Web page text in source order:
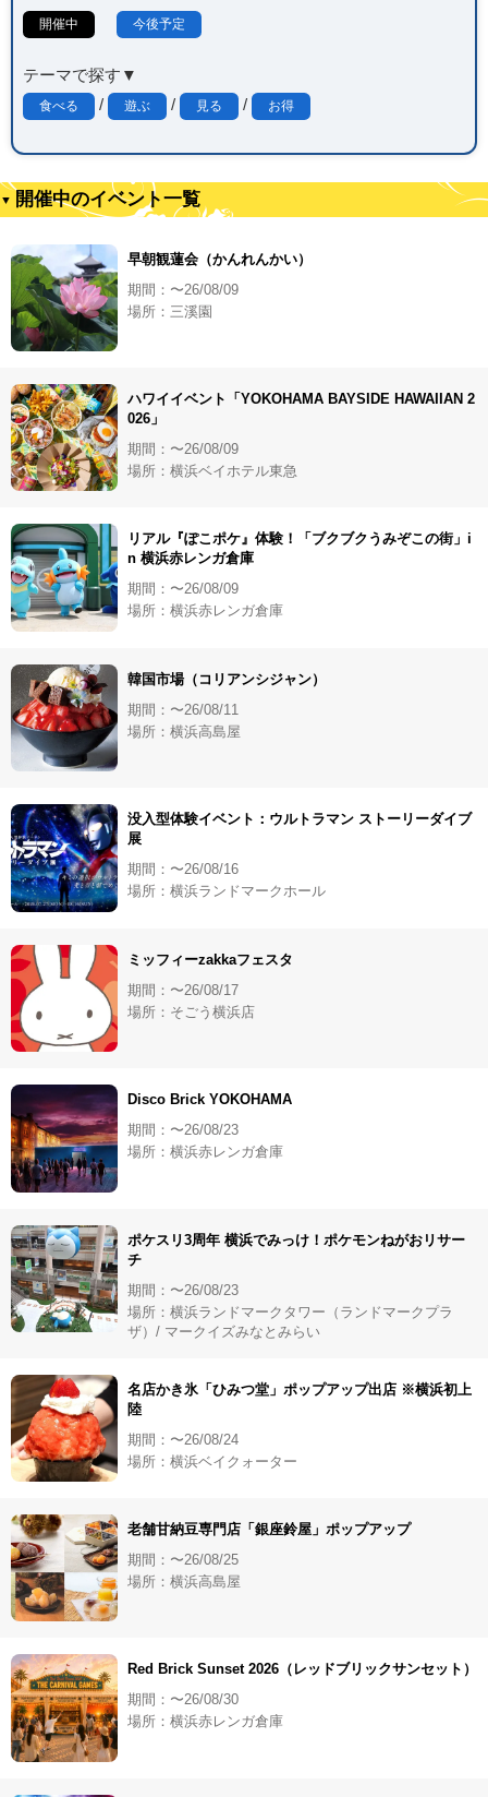
開催中 今後予定
テーマで探す▼
食べる / 遊ぶ / 見る / お得
開催中のイベント一覧
早朝観蓮会（かんれんかい）
期間：〜26/08/09
場所：三溪園
ハワイイベント「YOKOHAMA BAYSIDE HAWAIIAN 2
026」
期間：〜26/08/09
場所：横浜ベイホテル東急
リアル『ぽこポケ』体験！「ブクブクうみぞこの街」i
n 横浜赤レンガ倉庫
期間：〜26/08/09
場所：横浜赤レンガ倉庫
韓国市場（コリアンシジャン）
期間：〜26/08/11
場所：横浜高島屋
没入型体験イベント：ウルトラマン ストーリーダイブ
展
期間：〜26/08/16
場所：横浜ランドマークホール
ミッフィーzakkaフェスタ
期間：〜26/08/17
場所：そごう横浜店
Disco Brick YOKOHAMA
期間：〜26/08/23
場所：横浜赤レンガ倉庫
ポケスリ3周年 横浜でみっけ！ポケモンねがおリサー
チ
期間：〜26/08/23
場所：横浜ランドマークタワー（ランドマークプラ
ザ）/ マークイズみなとみらい
名店かき氷「ひみつ堂」ポップアップ出店 ※横浜初上
陸
期間：〜26/08/24
場所：横浜ベイクォーター
老舗甘納豆専門店「銀座鈴屋」ポップアップ
期間：〜26/08/25
場所：横浜高島屋
Red Brick Sunset 2026（レッドブリックサンセット）
期間：〜26/08/30
場所：横浜赤レンガ倉庫